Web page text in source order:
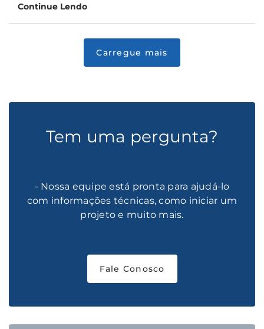
Continue Lendo
Tem uma pergunta?
- Nossa equipe está pronta para ajudá-lo
com informações técnicas, como iniciar um
projeto e muito mais.
Fale Conosco